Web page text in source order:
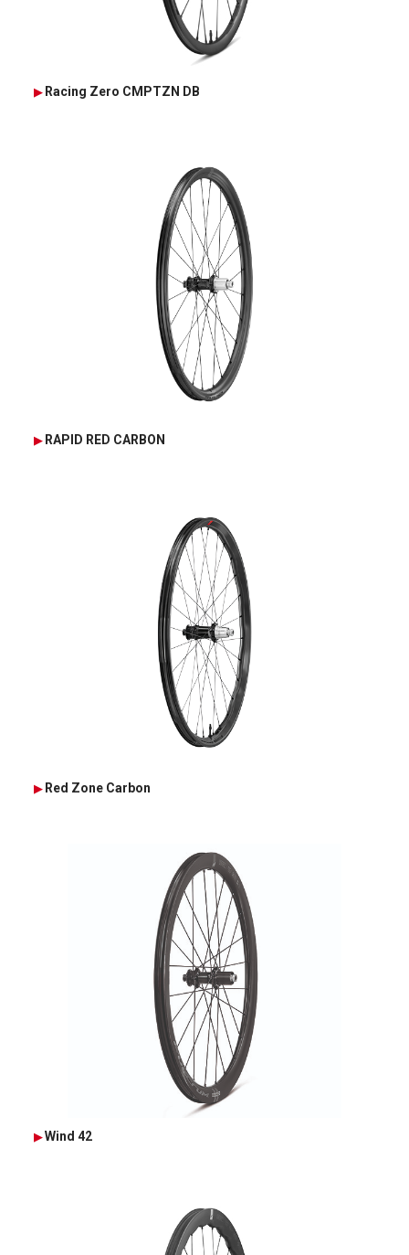
Racing Zero CMPTZN DB
RAPID RED CARBON
Red Zone Carbon
Wind 42